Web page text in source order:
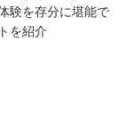
験を存分に堪能で
を紹介